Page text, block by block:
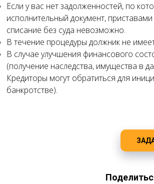
Если у вас нет задолженностей, по
исполнительный документ,
списание без суда невозможно.
В течение процедуры должник не
В случае улучшения финансового
(получение наследства, имущества в
Кредиторы могут обратиться для
банкротстве).